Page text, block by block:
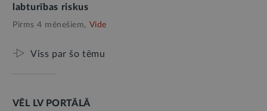
labturības riskus
Pirms 4 mēnešiem, Vide
Viss par šo tēmu
VĒL LV PORTĀLĀ